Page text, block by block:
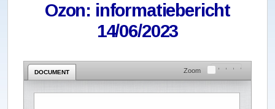
Ozon: informatiebericht
14/06/2023
DOCUMENT Zoom